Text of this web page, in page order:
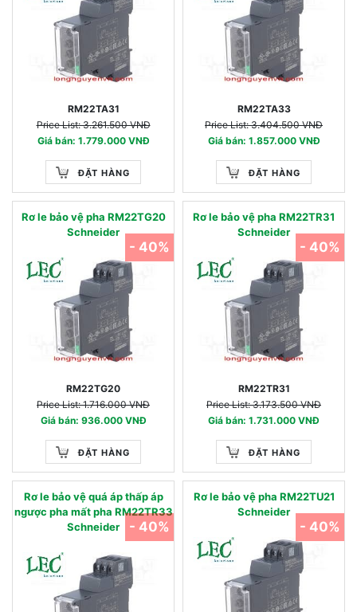
RM22TA31
Price List: 3.261.500 VNĐ
Giá bán: 1.779.000 VNĐ
ĐẶT HÀNG
RM22TA33
Price List: 3.404.500 VNĐ
Giá bán: 1.857.000 VNĐ
ĐẶT HÀNG
Rơ le bảo vệ pha RM22TG20
Schneider
RM22TG20
Price List: 1.716.000 VNĐ
Giá bán: 936.000 VNĐ
ĐẶT HÀNG
- 40%
Rơ le bảo vệ pha RM22TR31
Schneider
RM22TR31
Price List: 3.173.500 VNĐ
Giá bán: 1.731.000 VNĐ
ĐẶT HÀNG
- 40%
Rơ le bảo vệ quá áp thấp áp
ngược pha mất pha RM22TR33
Schneider
- 40%
Rơ le bảo vệ pha RM22TU21
Schneider
- 40%